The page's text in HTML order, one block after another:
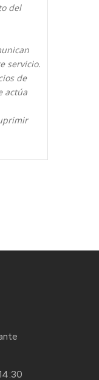
del
servicio.
de
actúa